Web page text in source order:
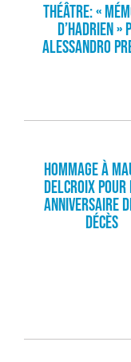
Théâtre: «
d’Hadrien »
Alessandro
Hommage à
Delcroix pour
anniversaire
décès